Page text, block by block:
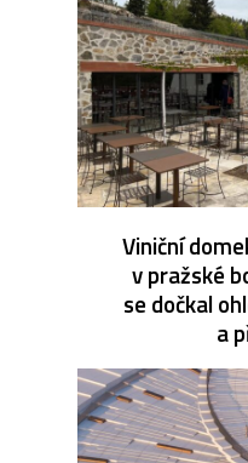
Viniční
v pražské
se dočkal
a